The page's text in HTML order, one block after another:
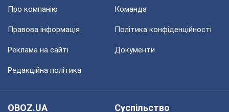
Про компанію Команда
Правова інформація Політика конфіденційності
Реклама на сайті Документи
Редакційна політика
OBOZ.UA
Суспільство